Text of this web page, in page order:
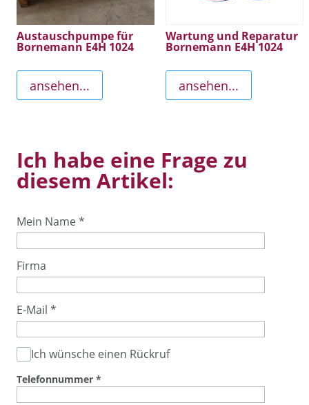
Austauschpumpe für
Bornemann E4H 1024
ansehen...
Wartung und Reparatur
Bornemann E4H 1024
ansehen...
Ich habe eine Frage zu
diesem Artikel:
Mein Name*
Firma
E-Mail *
Ich wünsche einen Rückruf
Telefonnummer *